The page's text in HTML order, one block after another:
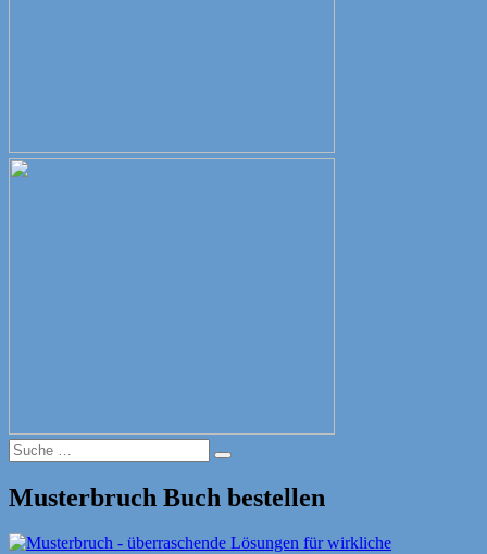
Suche
nach:
Suche
Musterbruch Buch bestellen